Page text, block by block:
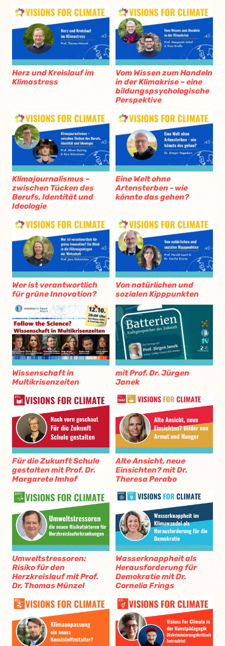
Herz und Kreislauf im
Klimastress
Vom Wissen zum Handeln
in der Klimakrise – eine
bildungspsychologische
Perspektive
Klimajournalismus –
zwischen Tücken des
Berufs, Identität und
Ideologie
Eine Welt ohne
Artensterben - wie
könnte das gehen?
Wer ist verantwortlich
für grüne Innovation?
Von natürlichen und
sozialen Kipppunkten
Wissenschaft in
Multikrisenzeiten
mit Prof. Dr. Jürgen
Janek
Für die Zukunft Schule
gestalten mit Prof. Dr.
Margarete Imhof
Alte Ansicht, neue
Einsichten? mit Dr.
Theresa Perabo
Umweltstressoren:
Risiko für den
Herzkreislauf mit Prof.
Dr. Thomas Münzel
Wasserknappheit als
Herausforderung für
Demokratie mit Dr.
Cornelia Frings